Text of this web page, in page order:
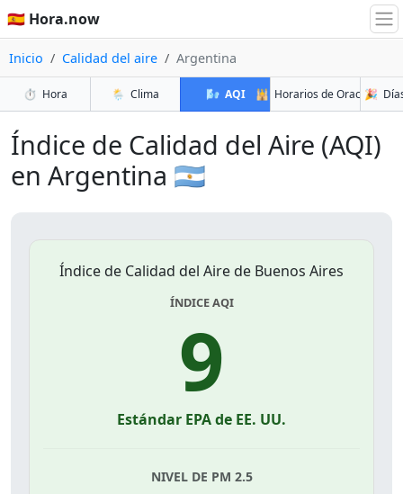
🇪🇸 Hora.now
Inicio Calidad del aire Argentina
⏱️ Hora 🌦️ Clima 🌬️ AQI 🕌 Horarios de Oración
🎉
Índice de Calidad del Aire (AQI)
en Argentina 🇦🇷
Índice de Calidad del Aire de Buenos Aires
ÍNDICE AQI
9
Estándar EPA de EE. UU.
NIVEL DE PM 2.5